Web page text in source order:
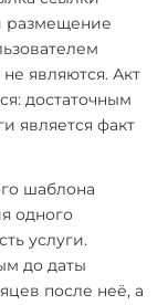
размещение
являются. Акт
достаточным
является факт
шаблона
одного
услуги.
до даты
после неё, а